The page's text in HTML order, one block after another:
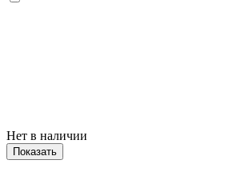
Нет в наличии
Показать